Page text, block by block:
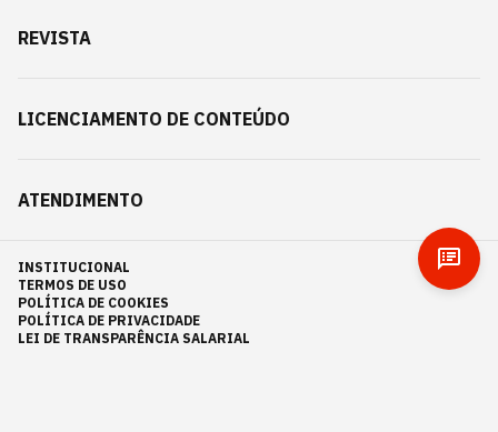
REVISTA
LICENCIAMENTO DE CONTEÚDO
ATENDIMENTO
INSTITUCIONAL
TERMOS DE USO
POLÍTICA DE COOKIES
POLÍTICA DE PRIVACIDADE
LEI DE TRANSPARÊNCIA SALARIAL